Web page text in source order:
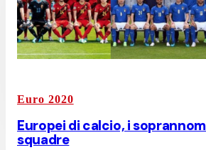
Euro 2020
Europei di calcio, i
squadre